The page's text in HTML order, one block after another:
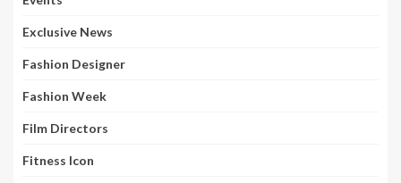
Exclusive News
Fashion Designer
Fashion Week
Film Directors
Fitness Icon